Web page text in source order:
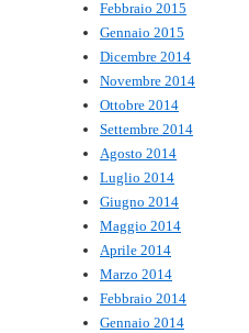
Febbraio 2015
Gennaio 2015
Dicembre 2014
Novembre 2014
Ottobre 2014
Settembre 2014
Agosto 2014
Luglio 2014
Giugno 2014
Maggio 2014
Aprile 2014
Marzo 2014
Febbraio 2014
Gennaio 2014